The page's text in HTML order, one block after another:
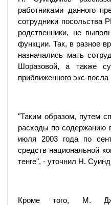
работниками данного
сотрудники посольства
родственники, не
функции. Так, в разное
назначались мать
Шоразовой, а также
приближенного экс-
"Таким образом, путем
расходы по содержанию
июля 2003 года по
средств национальной
тенге", - уточнил Н.
Кроме того, М.